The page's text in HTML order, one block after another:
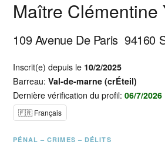
Maître Clémentine
109 Avenue De Paris 94160
Inscrit(e) depuis le 10/2/2025
Barreau:Val-de-marne (crÉteil)
Dernière vérification du profil:06/7/2026
🇫🇷 Français
PÉNAL – CRIMES – DÉLITS